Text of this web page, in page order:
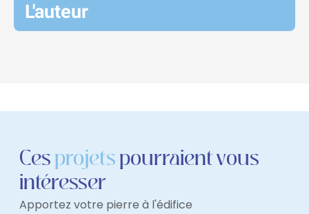
L'auteur
Cesprojetspourraient vous
intéresser
Apportez votre pierre à l'édifice